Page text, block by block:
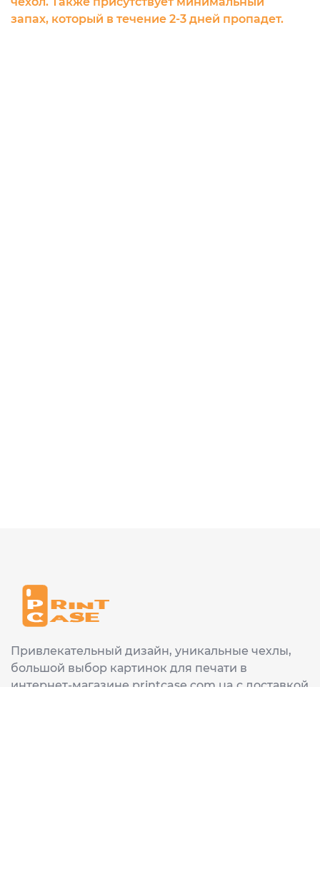
запах, который в течение 2-3 дней пропадет.
Привлекательный дизайн, уникальные чехлы,
большой выбор картинок для печати в
интернет-магазине printcase.com.ua с доставкой